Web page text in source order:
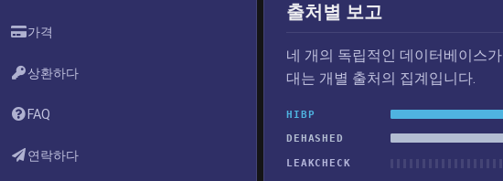
가격
상환하다
FAQ
연락하다
출처별 보고
네 개의 독립적인 데이터베이스
대는 개별 출처의 집계입니다.
HIBP
DEHASHED
LEAKCHECK